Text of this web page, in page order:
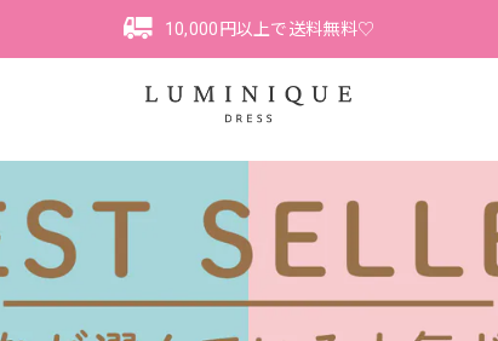
10,000円以上で送料無料♡